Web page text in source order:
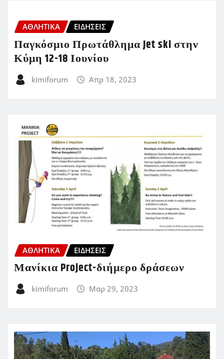
ΑΘΛΗΤΙΚΑ ΕΙΔΗΣΕΙΣ
Παγκόσμιο Πρωτάθλημα Jet ski στην
Κύμη 12-18 Ιουνίου
kimiforum Απρ 18, 2023
ΑΘΛΗΤΙΚΑ ΕΙΔΗΣΕΙΣ
Μανίκια Project-διήμερο δράσεων
kimiforum Μαρ 29, 2023